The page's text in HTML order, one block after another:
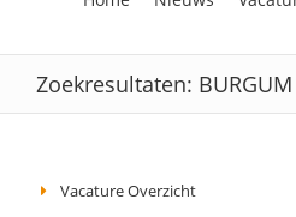
Zoekresultaten: BURGUM
Vacature Overzicht